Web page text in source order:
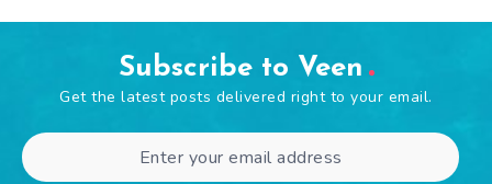
Subscribe to Veen
Get the latest posts delivered right to your email.